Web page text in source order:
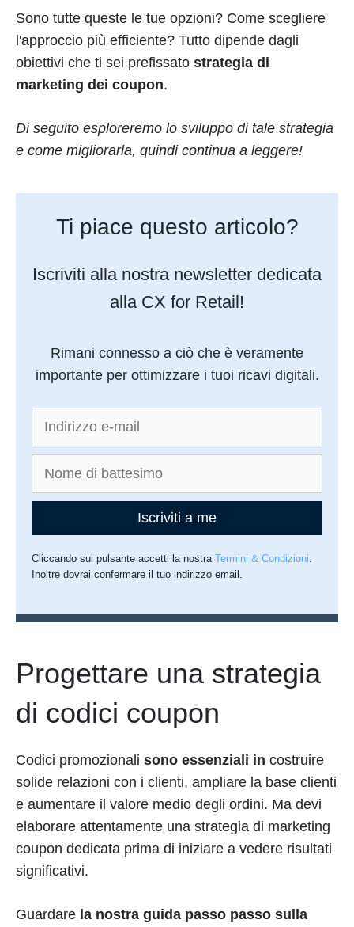
Sono tutte queste le tue opzioni? Come scegliere
l'approccio più efficiente? Tutto dipende dagli
obiettivi che ti sei prefissato strategia di
marketing dei coupon.
Di seguito esploreremo lo sviluppo di tale strategia
e come migliorarla, quindi continua a leggere!
Ti piace questo articolo?
Iscriviti alla nostra newsletter dedicata
alla CX for Retail!
Rimani connesso a ciò che è veramente
importante per ottimizzare i tuoi ricavi digitali.
Iscriviti a me
Cliccando sul pulsante accetti la nostraTermini & Condizioni
Inoltre dovrai confermare il tuo indirizzo email.
Progettare una strategia
di codici coupon
Codici promozionali sono essenziali in costruire
solide relazioni con i clienti, ampliare la base clienti
e aumentare il valore medio degli ordini. Ma devi
elaborare attentamente una strategia di marketing
coupon dedicata prima di iniziare a vedere risultati
significativi.
Guardare la nostra guida passo passo sulla